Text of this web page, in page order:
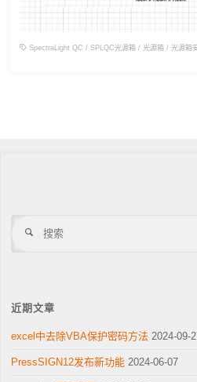
SpectraLight QC / SPLQC光源箱/ 光源箱/ 光源箱
搜
近期文章
excel中去除VBA保护密码方法 2024-09-
PressSIGN12发布新功能 2024-06-07